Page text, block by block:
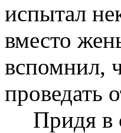
испытал
вместо
вспомнил,
проведать
Придя в